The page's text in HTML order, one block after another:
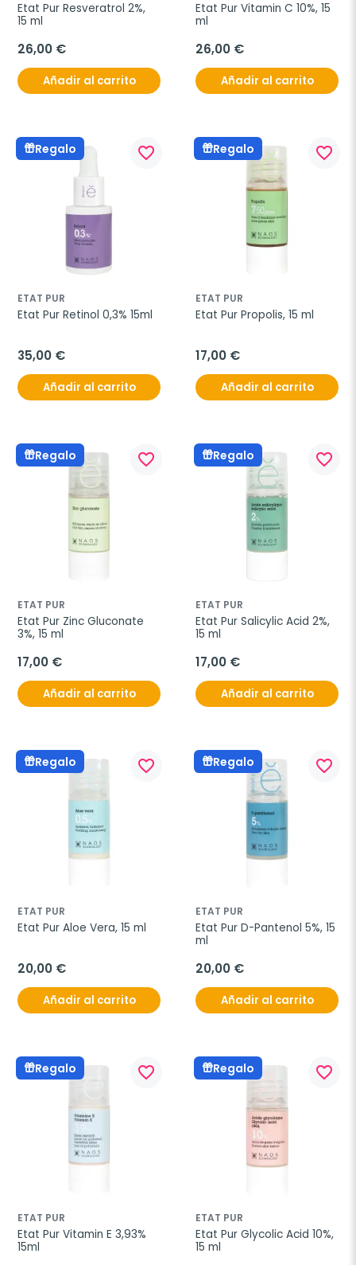
Etat Pur Resveratrol 2%,
15 ml
26,00 €
Añadir al carrito
Etat Pur Vitamin C 10%, 15
ml
26,00 €
Añadir al carrito
Regalo favorite_border
ETAT PUR
Etat Pur Retinol 0,3% 15ml
35,00 €
Añadir al carrito
Regalo favorite_border
ETAT PUR
Etat Pur Propolis, 15 ml
17,00 €
Añadir al carrito
Regalo favorite_border
ETAT PUR
Etat Pur Zinc Gluconate
3%, 15 ml
17,00 €
Añadir al carrito
Regalo favorite_border
ETAT PUR
Etat Pur Salicylic Acid 2%,
15 ml
17,00 €
Añadir al carrito
Regalo favorite_border
ETAT PUR
Etat Pur Aloe Vera, 15 ml
20,00 €
Añadir al carrito
Regalo favorite_border
ETAT PUR
Etat Pur D-Pantenol 5%, 15
ml
20,00 €
Añadir al carrito
Regalo favorite_border
ETAT PUR
Etat Pur Vitamin E 3,93%
15ml
Regalo favorite_border
ETAT PUR
Etat Pur Glycolic Acid 10%,
15 ml